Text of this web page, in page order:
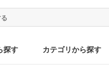
探す カテゴリから探す